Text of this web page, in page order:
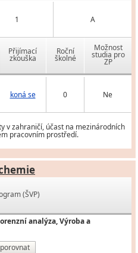
1 A
Přijímací
zkouška
Roční
školné
Možnost
studia pro
ZP
koná se 0 Ne
v zahraničí, účast na mezinárodních
pracovním prostředí.
(ŠVP)
analýza, Výroba a
porovnat